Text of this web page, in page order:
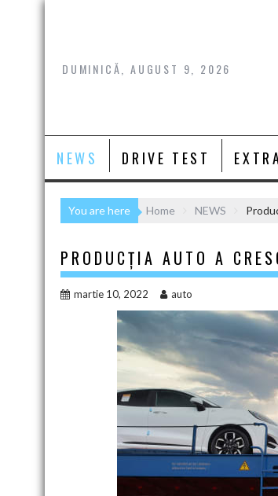
Skip
DUMINICĂ, AUGUST 9, 2026
NEWS DRIVE TEST
You are here Home NEWS
PRODUCȚIA AUTO A
martie 10, 2022 auto